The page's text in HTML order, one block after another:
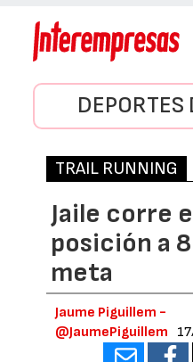
TRAIL RUNNING
Jaile corre
posición a
meta
Jaume Piguillem -
@JaumePiguillem